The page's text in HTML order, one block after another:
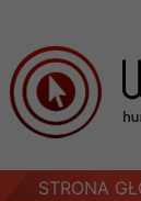
STRONA